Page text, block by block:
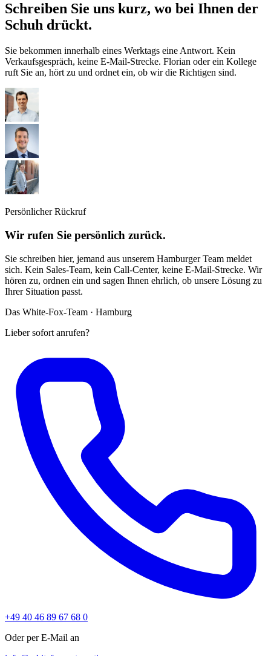
Schreiben Sie uns kurz, wo bei Ihnen der
Schuh drückt.
Sie bekommen innerhalb eines Werk­tags eine Antwort. Kein
Verkaufs­gespräch, keine E-Mail-Strecke. Florian oder ein Kollege
ruft Sie an, hört zu und ordnet ein, ob wir die Richtigen sind.
Persönlicher Rückruf
Wir rufen Sie persönlich zurück.
Sie schreiben hier, jemand aus unserem Hamburger Team meldet
sich. Kein Sales-Team, kein Call-Center, keine E-Mail-Strecke. Wir
hören zu, ordnen ein und sagen Ihnen ehrlich, ob unsere Lösung zu
Ihrer Situation passt.
Das White-Fox-Team · Hamburg
Lieber sofort anrufen?
+49 40 46 89 67 68 0
Oder per E-Mail an